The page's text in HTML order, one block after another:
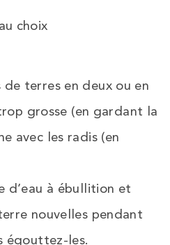
choix
de terres en deux ou en
grosse (en gardant la
avec les radis (en
d’eau à ébullition et
nouvelles pendant
égouttez-les.